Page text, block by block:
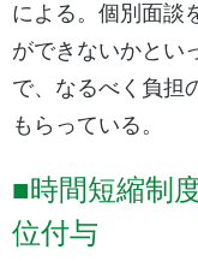
による。個別面談
ができないかとい
で、なるべく負担
もらっている。
■時間短縮制
位付与